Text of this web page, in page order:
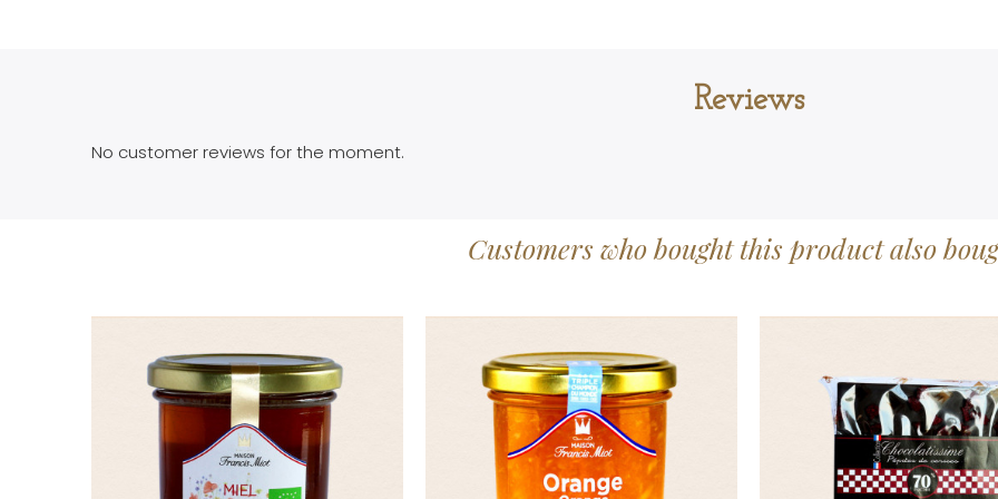
Reviews
No customer reviews for the moment.
Customers who bought this product also